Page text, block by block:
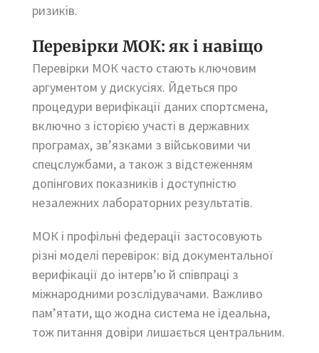
ризиків.
Перевірки МОК: як і навіщо
Перевірки МОК часто стають ключовим
аргументом у дискусіях. Йдеться про
процедури верифікації даних спортсмена,
включно з історією участі в державних
програмах, зв’язками з військовими чи
спецслужбами, а також з відстеженням
допінгових показників і доступністю
незалежних лабораторних результатів.
МОК і профільні федерації застосовують
різні моделі перевірок: від документальної
верифікації до інтерв’ю й співпраці з
міжнародними розслідувачами. Важливо
пам’ятати, що жодна система не ідеальна,
тож питання довіри лишається центральним.